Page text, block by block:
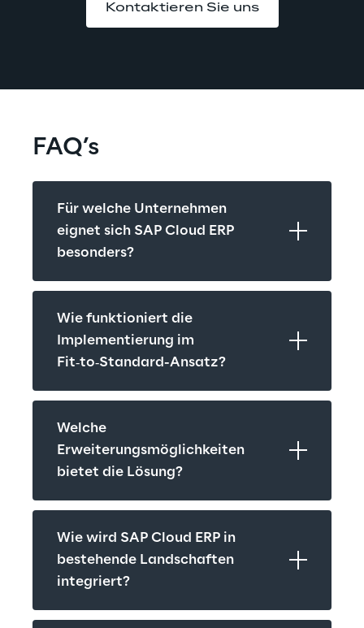
Kontaktieren Sie uns
FAQ’s
Für welche Unternehmen
eignet sich SAP Cloud ERP
besonders?
Wie funktioniert die
Implementierung im
Fit‑to‑Standard-Ansatz?
Welche
Erweiterungsmöglichkeiten
bietet die Lösung?
Wie wird SAP Cloud ERP in
bestehende Landschaften
integriert?